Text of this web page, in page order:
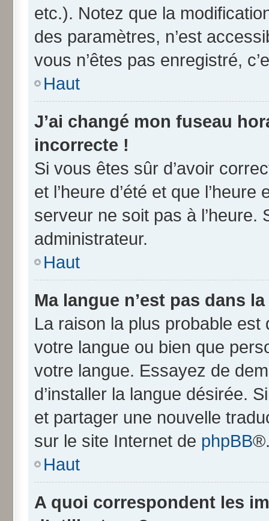
etc.). Notez que la
des paramètres, n’est
vous n’êtes pas enregistré,
Haut
J’ai changé mon fuseau
incorrecte !
Si vous êtes sûr d’avoir
et l’heure d’été et que
serveur ne soit pas à l’heure.
administrateur.
Haut
Ma langue n’est pas dans
La raison la plus probable est
votre langue ou bien que
votre langue. Essayez de
d’installer la langue désirée.
et partager une nouvelle
sur le site Internet de phpBB
Haut
A quoi correspondent les